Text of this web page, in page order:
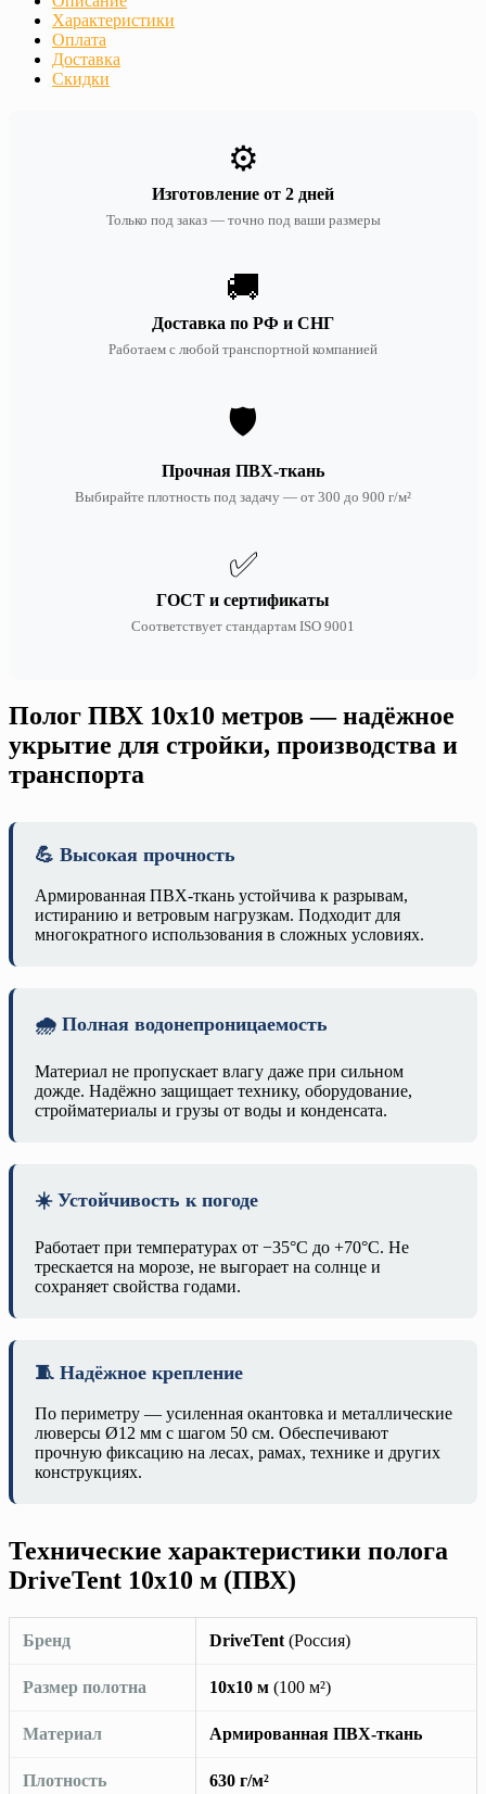
Характеристики
Оплата
Доставка
Скидки
⚙️
Изготовление от 2 дней
Только под заказ — точно под ваши размеры
🚚
Доставка по РФ и СНГ
Работаем с любой транспортной компанией
🛡️
Прочная ПВХ-ткань
Выбирайте плотность под задачу — от 300 до 900 г/м²
✅
ГОСТ и сертификаты
Соответствует стандартам ISO 9001
Полог ПВХ 10х10 метров — надёжное
укрытие для стройки, производства и
транспорта
💪 Высокая прочность
Армированная ПВХ-ткань устойчива к разрывам,
истиранию и ветровым нагрузкам. Подходит для
многократного использования в сложных условиях.
🌧️ Полная водонепроницаемость
Материал не пропускает влагу даже при сильном
дожде. Надёжно защищает технику, оборудование,
стройматериалы и грузы от воды и конденсата.
☀️ Устойчивость к погоде
Работает при температурах от −35°C до +70°C. Не
трескается на морозе, не выгорает на солнце и
сохраняет свойства годами.
🧵 Надёжное крепление
По периметру — усиленная окантовка и металлические
люверсы Ø12 мм с шагом 50 см. Обеспечивают
прочную фиксацию на лесах, рамах, технике и других
конструкциях.
Технические характеристики полога
DriveTent 10х10 м (ПВХ)
Бренд DriveTent (Россия)
Размер полотна 10х10 м (100 м²)
Материал Армированная ПВХ-ткань
Плотность 630 г/м²